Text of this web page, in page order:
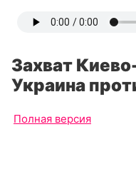
Захват
Украина
Полная версия